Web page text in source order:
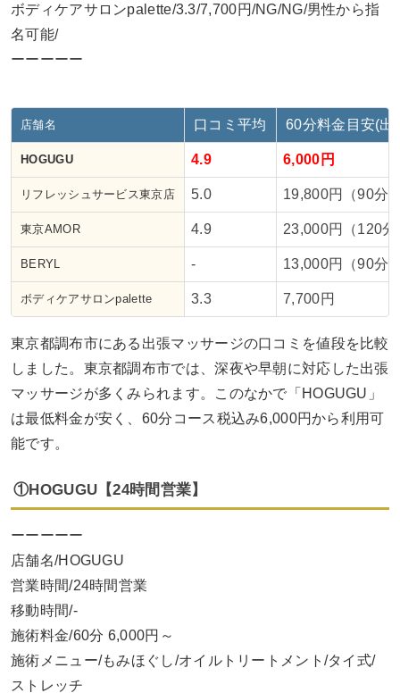
ボディケアサロンpalette/3.3/7,700円/NG/NG/男性から指
名可能/
ーーーーー
店舗名 口コミ平均 60分料金目安(出
HOGUGU 4.9 6,000円
リフレッシュサービス東京店 5.0 19,800円（90分
東京AMOR 4.9 23,000円（120分
BERYL - 13,000円（90分
ボディケアサロンpalette 3.3 7,700円
東京都調布市にある出張マッサージの口コミを値段を比較
しました。東京都調布市では、深夜や早朝に対応した出張
マッサージが多くみられます。このなかで「HOGUGU」
は最低料金が安く、60分コース税込み6,000円から利用可
能です。
①HOGUGU【24時間営業】
ーーーーー
店舗名/HOGUGU
営業時間/24時間営業
移動時間/-
施術料金/60分 6,000円～
施術メニュー/もみほぐし/オイルトリートメント/タイ式/
ストレッチ